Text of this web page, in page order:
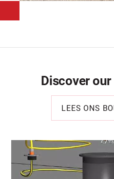
Discover
LEES ONS